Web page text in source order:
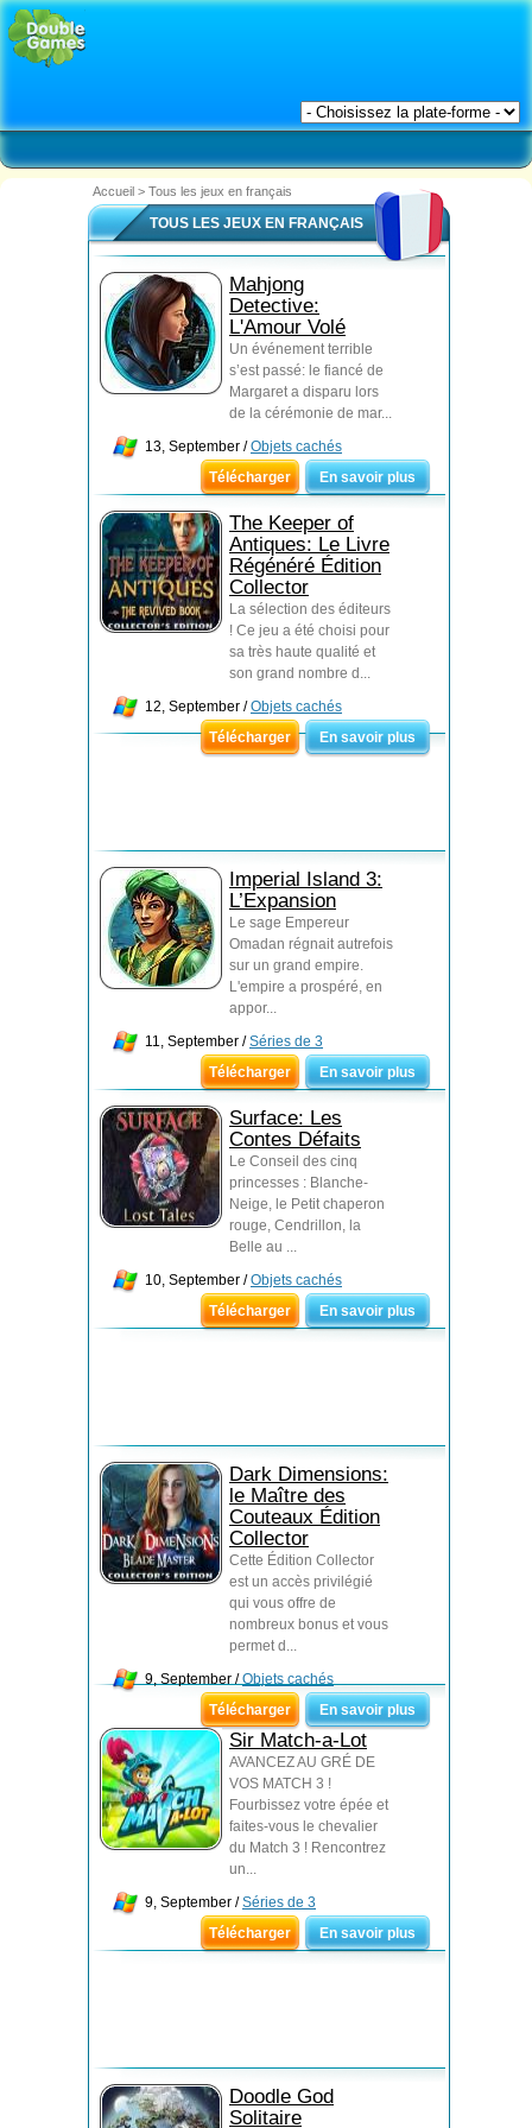
Accueil > Tous les jeux en français
TOUS LES JEUX EN FRANÇAIS
Mahjong
Detective:
L'Amour Volé
Un événement terrible
s’est passé: le fiancé de
Margaret a disparu lors
de la cérémonie de mar...
13, September /Objets cachés
Télécharger
En savoir plus
The Keeper of
Antiques: Le Livre
Régénéré Édition
Collector
La sélection des éditeurs
! Ce jeu a été choisi pour
sa très haute qualité et
son grand nombre d...
12, September /Objets cachés
Télécharger
En savoir plus
Imperial Island 3:
L’Expansion
Le sage Empereur
Omadan régnait autrefois
sur un grand empire.
L'empire a prospéré, en
appor...
11, September /Séries de 3
Télécharger
En savoir plus
Surface: Les
Contes Défaits
Le Conseil des cinq
princesses : Blanche-
Neige, le Petit chaperon
rouge, Cendrillon, la
Belle au ...
10, September /Objets cachés
Télécharger
En savoir plus
Dark Dimensions:
le Maître des
Couteaux Édition
Collector
Cette Édition Collector
est un accès privilégié
qui vous offre de
nombreux bonus et vous
permet d...
9, September /Objets cachés
Télécharger
En savoir plus
Sir Match-a-Lot
AVANCEZ AU GRÉ DE
VOS MATCH 3 !
Fourbissez votre épée et
faites-vous le chevalier
du Match 3 ! Rencontrez
un...
9, September /Séries de 3
Télécharger
En savoir plus
Doodle God
Solitaire